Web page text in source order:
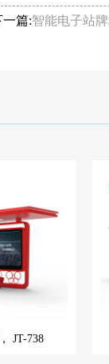
一篇:智能电子站
JT-738